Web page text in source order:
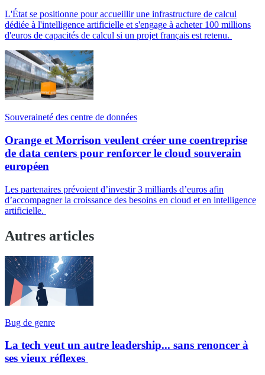
L'État se positionne pour accueillir une infrastructure de calcul
dédiée à l'intelligence artificielle et s'engage à acheter 100 millions
d'euros de capacités de calcul si un projet français est retenu.
Souveraineté des centre de données
Orange et Morrison veulent créer une coentreprise
de data centers pour renforcer le cloud souverain
européen
Les partenaires prévoient d’investir 3 milliards d’euros afin
d’accompagner la croissance des besoins en cloud et en intelligence
artificielle.
Autres articles
Bug de genre
La tech veut un autre leadership... sans renoncer à
ses vieux réflexes